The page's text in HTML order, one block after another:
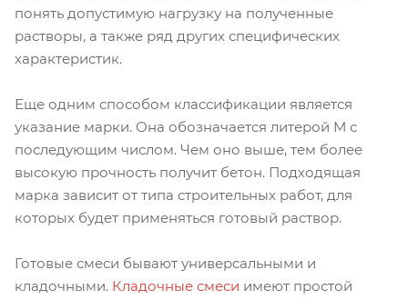
понять допустимую нагрузку на полученные
растворы, а также ряд других специфических
характеристик.
Еще одним способом классификации является
указание марки. Она обозначается литерой М с
последующим числом. Чем оно выше, тем более
высокую прочность получит бетон. Подходящая
марка зависит от типа строительных работ, для
которых будет применяться готовый раствор.
Готовые смеси бывают универсальными и
кладочными. Кладочные смеси имеют простой